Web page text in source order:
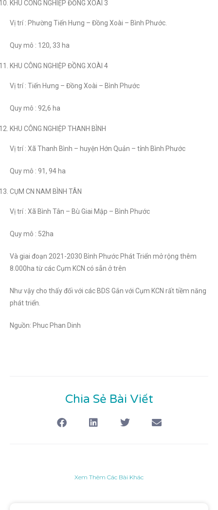
KHU CÔNG NGHIỆP ĐỒNG XOÀI 3
Vị trí : Phường Tiến Hưng – Đồng Xoài – Bình Phước.
Quy mô : 120, 33 ha
KHU CÔNG NGHIỆP ĐỒNG XOÀI 4
Vị trí : Tiến Hưng – Đồng Xoài – Bình Phước
Quy mô : 92,6 ha
KHU CÔNG NGHIỆP THANH BÌNH
Vị trí : Xã Thanh Bình – huyện Hớn Quản – tỉnh Bình Phước
Quy mô : 91, 94 ha
CỤM CN NAM BÌNH TÂN
Vị trí : Xã Bình Tân – Bù Giai Mập – Bình Phước
Quy mô : 52ha
Và giai đoạn 2021-2030 Bình Phước Phát Triển mở rộng thêm
8.000ha từ các Cụm KCN có sẵn ở trên
Như vậy cho thấy đối với các BDS Gắn với Cụm KCN rất tiềm năng
phát triển.
Nguồn: Phuc Phan Dinh
Chia Sẻ Bài Viết
Xem Thêm Các Bài Khác